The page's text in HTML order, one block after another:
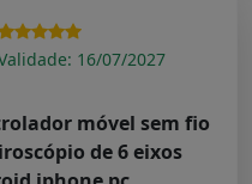
16/07/2027
móvel sem fio
de 6 eixos